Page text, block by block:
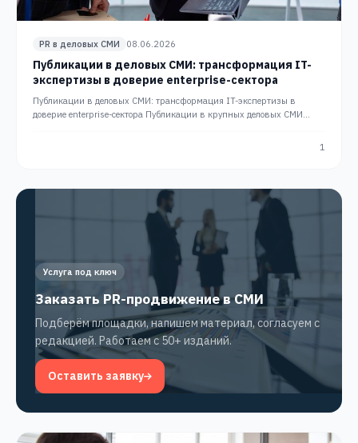
PR в деловых СМИ 08.06.2026
Публикации в деловых СМИ: трансформация IT-
экспертизы в доверие enterprise-сектора
Публикации в деловых СМИ: трансформация IT-экспертизы в
доверие enterprise-сектора Публикации в крупных деловых СМИ
1
Услуга под ключ
Заказать PR-продвижение в СМИ
Подберём площадки, напишем материал, согласуем с
редакцией. Работаем с 50+ изданий.
Оставить заявку